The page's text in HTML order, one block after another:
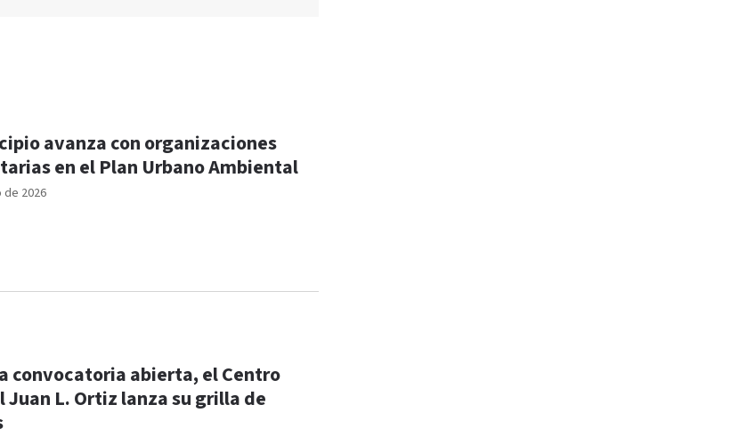
de 2026
avanza con organizaciones
en el Plan Urbano Ambiental
convocatoria abierta, el Centro
Juan L. Ortiz lanza su grilla de